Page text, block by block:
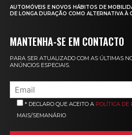
AUTOMÓVEIS E NOVOS HÁBITOS DE
DE LONGA DURAÇÃO COMO ALTERNATIVA À
MANTENHA-SE EM CONTACTO
PARA SER ATUALIZADO COM AS ÚLTIMAS
ANÚNCIOS ESPECIAIS.
* DECLARO QUE ACEITO A POLÍTICA DE
MAIS/SEMANÁRIO